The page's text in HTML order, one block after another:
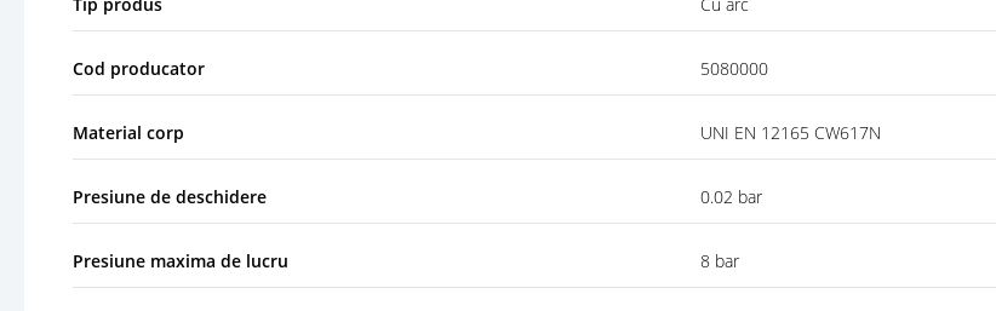
Cod producator 5080000
Material corp UNI EN 12165 CW617N
Presiune de deschidere 0.02 bar
Presiune maxima de lucru 8 bar